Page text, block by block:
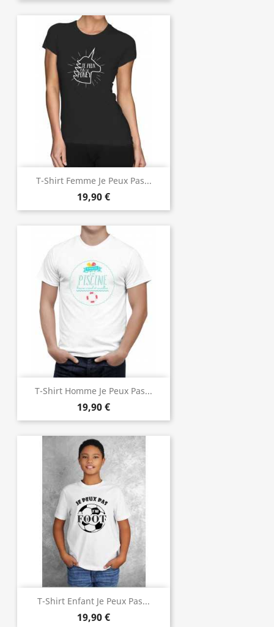
T-Shirt Femme Je Peux Pas...
19,90 €
T-Shirt Homme Je Peux Pas...
19,90 €
T-Shirt Enfant Je Peux Pas...
19,90 €